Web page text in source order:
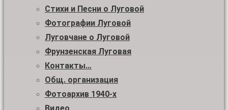
Стихи и Песни о Луговой
Фотографии Луговой
Луговчане о Луговой
Фрунзенская Луговая
Контакты…
Общ. организация
Фотоархив 1940-х
Видео